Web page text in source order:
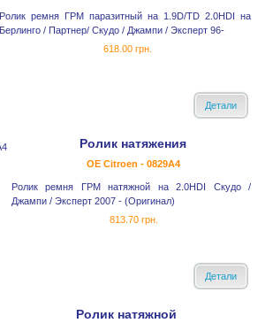
Ролик ремня ГРМ паразитный на 1.9D/TD 2.0HDI на
Берлинго / Партнер/ Скудо / Джампи / Эксперт 96-
618.00 грн.
Детали
Ролик натяжения
OE Citroen - 0829A4
Ролик ремня ГРМ натяжной на 2.0HDI Скудо /
Джампи / Эксперт 2007 - (Оригинал)
813.70 грн.
Детали
Ролик натяжной